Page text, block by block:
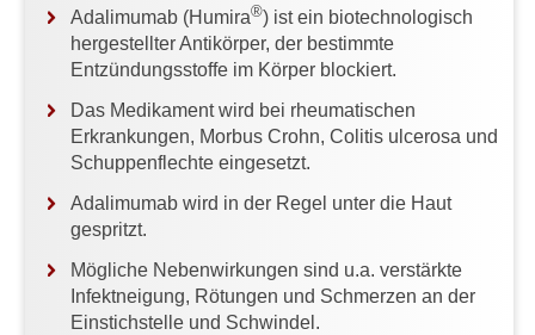
Adalimumab (Humira®) ist ein biotechnologisch
hergestellter Antikörper, der bestimmte
Entzündungsstoffe im Körper blockiert.
Das Medikament wird bei rheumatischen
Erkrankungen, Morbus Crohn, Colitis ulcerosa und
Schuppenflechte eingesetzt.
Adalimumab wird in der Regel unter die Haut
gespritzt.
Mögliche Nebenwirkungen sind u.a. verstärkte
Infektneigung, Rötungen und Schmerzen an der
Einstichstelle und Schwindel.
Verwandte Beiträge
W
e
l
c
N
e
b